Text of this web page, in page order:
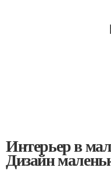
Интерьер в
Дизайн